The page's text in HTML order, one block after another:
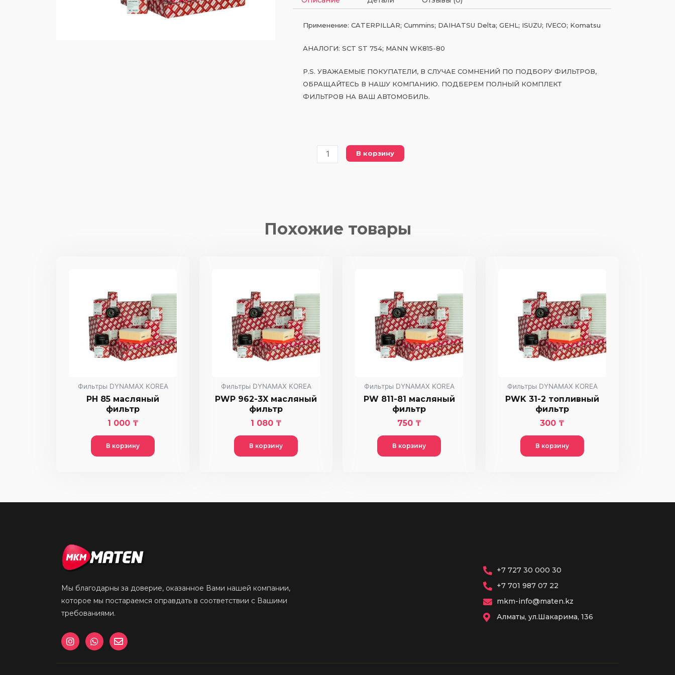
Применение: CATERPILLAR; Cummins; DAIHATSU Delta; GEHL; ISUZU; IVECO; Komatsu
АНАЛОГИ: SCT ST 754; MANN WK815-80
P.S. УВАЖАЕМЫЕ ПОКУПАТЕЛИ, В СЛУЧАЕ СОМНЕНИЙ ПО ПОДБОРУ ФИЛЬТРОВ,
ОБРАЩАЙТЕСЬ В НАШУ КОМПАНИЮ. ПОДБЕРЕМ ПОЛНЫЙ КОМПЛЕКТ
ФИЛЬТРОВ НА ВАШ АВТОМОБИЛЬ.
Количество
товара
фильтр
В корзину
Похожие товары
Фильтры DYNAMAX KOREA
PH 85 масляный
фильтр
1 000 ₸
В корзину
Фильтры DYNAMAX KOREA
PWP 962-3X масляный
фильтр
1 080 ₸
В корзину
Фильтры DYNAMAX KOREA
PW 811-81 масляный
фильтр
750 ₸
В корзину
Фильтры DYNAMAX KOREA
PWK 31-2 топливный
фильтр
300 ₸
В корзину
Мы благодарны за доверие, оказанное Вами нашей компании,
которое мы постараемся оправдать в соответствии с Вашими
требованиями.
I
n
s
t
W
h
a
t
E
n
v
e
+7 727 30 000 30
+7 701 987 07 22
mkm-info@maten.kz
Алматы, ул.Шакарима, 136